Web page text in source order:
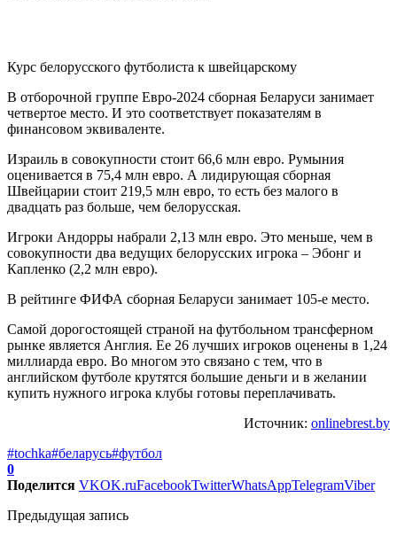
Курс белорусского футболиста к швейцарскому
В отборочной группе Евро-2024 сборная Беларуси занимает
четвертое место. И это соответствует показателям в
финансовом эквиваленте.
Израиль в совокупности стоит 66,6 млн евро. Румыния
оценивается в 75,4 млн евро. А лидирующая сборная
Швейцарии стоит 219,5 млн евро, то есть без малого в
двадцать раз больше, чем белорусская.
Игроки Андорры набрали 2,13 млн евро. Это меньше, чем в
совокупности два ведущих белорусских игрока – Эбонг и
Капленко (2,2 млн евро).
В рейтинге ФИФА сборная Беларуси занимает 105-е место.
Самой дорогостоящей страной на футбольном трансферном
рынке является Англия. Ее 26 лучших игроков оценены в 1,24
миллиарда евро. Во многом это связано с тем, что в
английском футболе крутятся большие деньги и в желании
купить нужного игрока клубы готовы переплачивать.
Источник: onlinebrest.by
#tochka#беларусь#футбол
0
Поделится VKOK.ruFacebookTwitterWhatsAppTelegramViber
Предыдущая запись